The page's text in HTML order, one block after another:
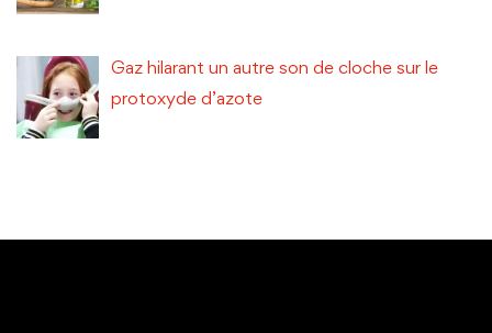
Gaz hilarant un autre son de cloche sur le
protoxyde d’azote